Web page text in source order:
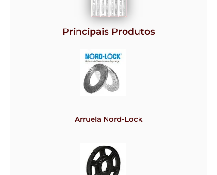
Principais Produtos
Arruela Nord-Lock